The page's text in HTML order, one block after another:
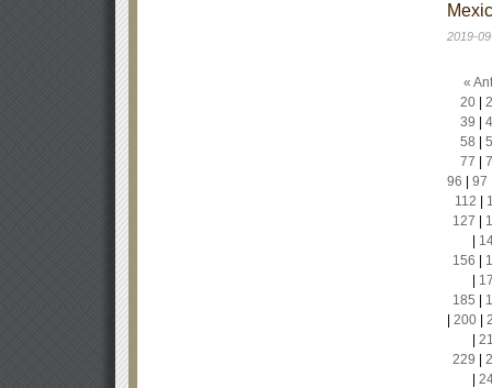
2019-
«
20|
39
58
77
96
97
112
127
156
185
200|
229